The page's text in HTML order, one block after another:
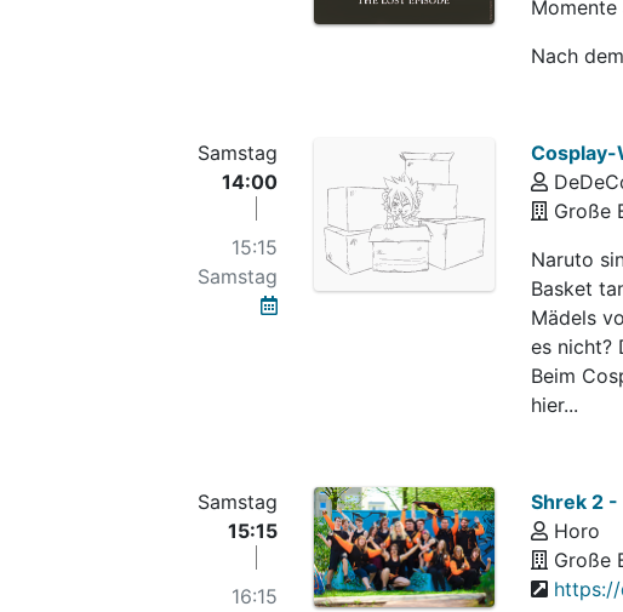
Nach
Samstag
14:00
15:15
Samstag
Große
Naruto
Basket
Mädels
es nicht?
Beim
hier...
Samstag
15:15
16:15
Shrek 2
Horo
Große
https://